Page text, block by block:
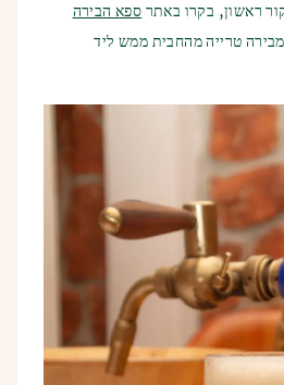
ראשון, בקרו באתר ספא הבירה
טרייה מהחבית ממש ליד